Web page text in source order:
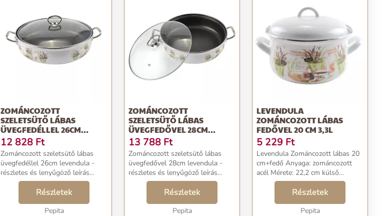
ZOMÁNCOZOTT
SZELETSÜTŐ LÁBAS
ÜVEGFEDÉLLEL 26CM
LEVENDULA
12 828 Ft
Zománcozott szeletsütő lábas
üvegfedéllel 26cm levendula -
részletes és lenyűgöző leírás
Mérete:25,5 cm belső átmérőjű,
28 cm külső átmérőjű, 7,5 cm
magas fedő nélkül, 13 cm fedővel,
35 cm széles fül...
Részletek
Pepita
ZOMÁNCOZOTT
SZELETSÜTŐ LÁBAS
ÜVEGFEDŐVEL 28CM
LEVENDULA
13 788 Ft
Zománcozott szeletsütő lábas
üvegfedővel 28cm levendula -
részletes és lenyűgöző leírás
Mérete: 27,5 cm átmérő, 30 cm
külső átmérő, 8 cm magasság
fedél nélkül, fedél 14cm,
szélesség fülekkel együtt...
Részletek
Pepita
LEVENDULA
ZOMÁNCOZOTT LÁBAS
FEDŐVEL 20 CM 3,3L
5 229 Ft
Levendula Zománcozott lábas 20
cm+fedő Anyaga: zománcozott
acél Mérete: 22,2 cm külső
átmérőjű, 20 cm belső átmérőjű,
12,2 cm magas fedő nélkül, 18 cm
magas fedővel együtt Űrtartalma:
Részletek
Pepita